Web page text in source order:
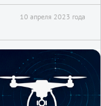
10 апреля 2023 года